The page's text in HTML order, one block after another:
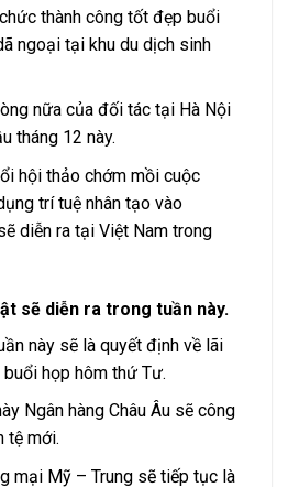
thành công tốt đẹp buổi
ngoại tại khu du dịch sinh
nữa của đối tác tại Hà Nội
tháng 12 này.
hội thảo chớm mồi cuộc
trí tuệ nhân tạo vào
diễn ra tại Việt Nam trong
sẽ diễn ra trong tuần này.
này sẽ là quyết định về lãi
họp hôm thứ Tư.
Ngân hàng Châu Âu sẽ công
tệ mới.
mại Mỹ – Trung sẽ tiếp tục là